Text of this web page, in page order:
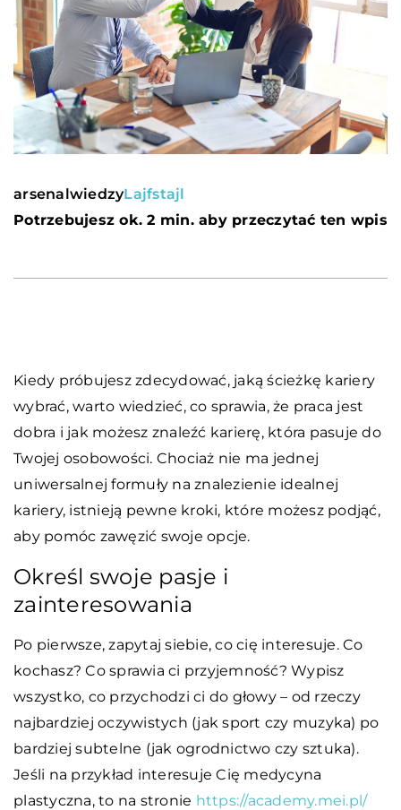
arsenalwiedzyLajfstajl
Potrzebujesz ok. 2 min. aby przeczytać ten wpis
Kiedy próbujesz zdecydować, jaką ścieżkę kariery
wybrać, warto wiedzieć, co sprawia, że praca jest
dobra i jak możesz znaleźć karierę, która pasuje do
Twojej osobowości. Chociaż nie ma jednej
uniwersalnej formuły na znalezienie idealnej
kariery, istnieją pewne kroki, które możesz podjąć,
aby pomóc zawęzić swoje opcje.
Określ swoje pasje i
zainteresowania
Po pierwsze, zapytaj siebie, co cię interesuje. Co
kochasz? Co sprawia ci przyjemność? Wypisz
wszystko, co przychodzi ci do głowy – od rzeczy
najbardziej oczywistych (jak sport czy muzyka) po
bardziej subtelne (jak ogrodnictwo czy sztuka).
Jeśli na przykład interesuje Cię medycyna
plastyczna, to na stronie https://academy.mei.pl/